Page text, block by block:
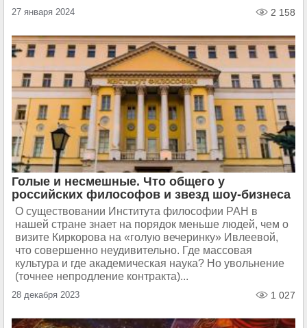
27 января 2024 2 158
Голые и несмешные. Что общего у
российских философов и звезд шоу-бизнеса
О существовании Института философии РАН в
нашей стране знает на порядок меньше людей, чем о
визите Киркорова на «голую вечеринку» Ивлеевой,
что совершенно неудивительно. Где массовая
культура и где академическая наука? Но увольнение
(точнее непродление контракта)...
28 декабря 2023 1 027